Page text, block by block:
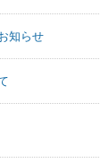
知らせ